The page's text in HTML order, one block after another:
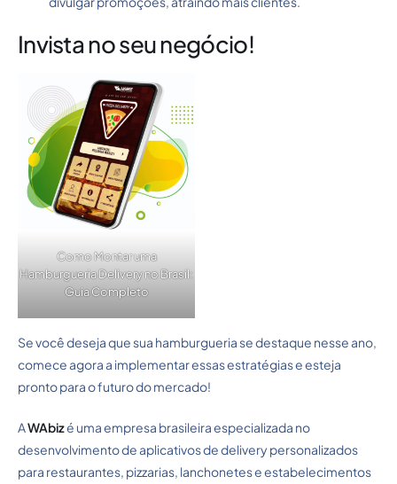
Invista no seu negócio!
Como Montar uma
Hamburgueria Delivery no Brasil:
Guia Completo
Se você deseja que sua hamburgueria se destaque nesse ano,
comece agora a implementar essas estratégias e esteja
pronto para o futuro do mercado!
AWAbizé uma empresa brasileira especializada no
desenvolvimento de aplicativos de delivery personalizados
para restaurantes, pizzarias, lanchonetes e estabelecimentos